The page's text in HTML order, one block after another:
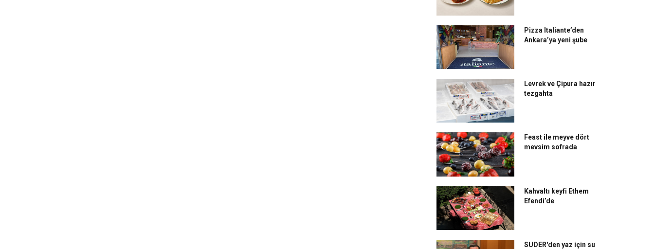
Pizza Italiante’den
Ankara’ya yeni şube
Levrek ve Çipura hazır
tezgahta
Feast ile meyve dört
mevsim sofrada
Kahvaltı keyfi Ethem
Efendi’de
SUDER'den yaz için su